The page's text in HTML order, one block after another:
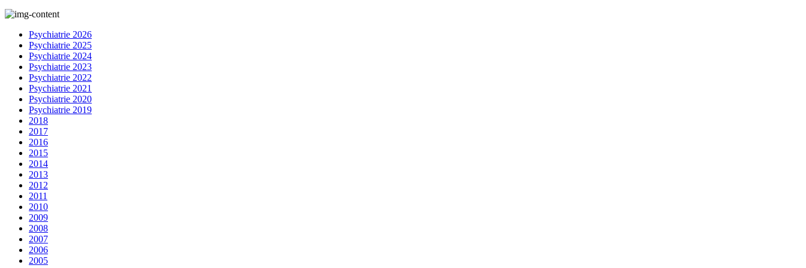
Psychiatrie 2026
Psychiatrie 2025
Psychiatrie 2024
Psychiatrie 2023
Psychiatrie 2022
Psychiatrie 2021
Psychiatrie 2020
Psychiatrie 2019
2018
2017
2016
2015
2014
2013
2012
2011
2010
2009
2008
2007
2006
2005